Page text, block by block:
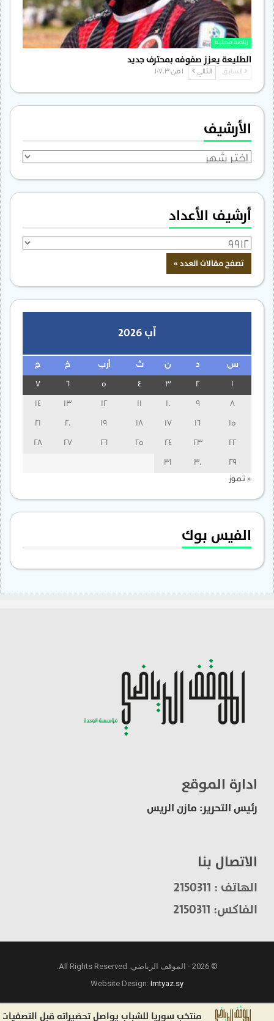
رياضة محلية
الطليعة يعزز صفوفه بمحترف جديد
السابق التالي
الأرشيف
الأرشيف
أرشيف الأعداد
آب 2026
س ن ث أرب خ ج
3
13
14
15
16
17
18
19
20
21
22
23
24
25
26
27
28
29
30
31
« تموز
الفيس بوك
ادارة الموقع
رئيس التحرير: مازن الريس
الاتصال بنا
الهاتف : 2150311
الفاكس: 2150311
© 2026 - الموقف الرياضي. All Rights Reserved.
Website Design:Imtyaz.sy
منتخب سوريا للشباب يواصل تحضيراته قبل التصفيات